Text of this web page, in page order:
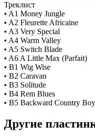
Треклист
• A1 Money Jungle
• A2 Fleurette Africaine
• A3 Very Special
• A4 Warm Valley
• A5 Switch Blade
• A6 A Little Max (Parfait)
• B1 Wig Wise
• B2 Caravan
• B3 Solitude
• B4 Rem Blues
• B5 Backward Country
Другие